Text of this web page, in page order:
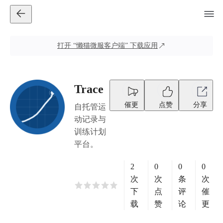
打开 “懒猫微服客户端” 下载应用
Trace
自托管运
动记录与
训练计划
平台。
催更 点赞 分享
2
次
下
载
0
次
点
赞
0
条
评
论
0
次
催
更